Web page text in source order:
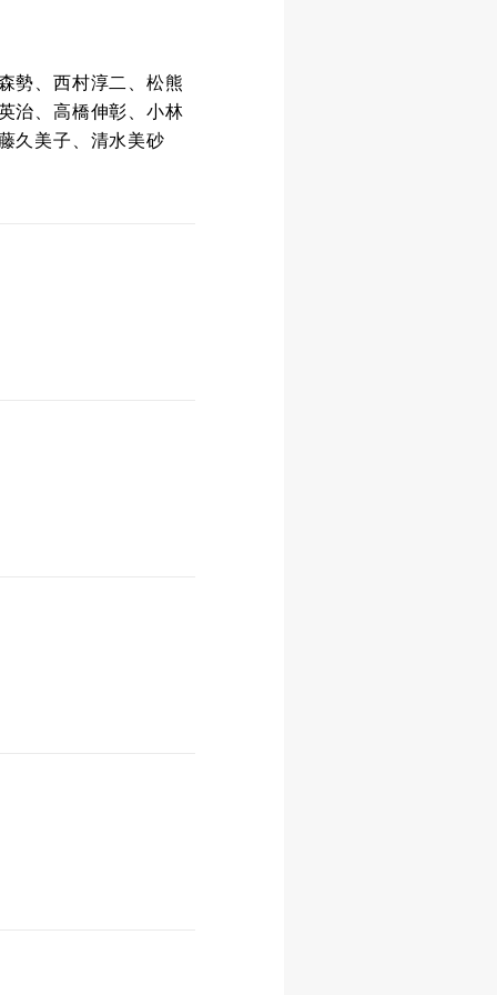
勢、西村淳二、松熊
治、高橋伸彰、小林
久美子、清水美砂